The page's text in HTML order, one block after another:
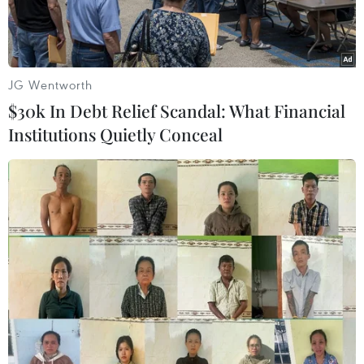
tại Việt Nam."
(Ảnh chỉ có tính minh họa: Đức Duy/Vietnam+)
Dự thảo Thông tư quy định về sản phẩm, hàng
hóa của Việt Nam và sản phẩm, hàng hóa sản
xuất tại Việt Nam sẽ giúp các tổ chức, cá nhân
có căn cứ để thực hiện đúng yêu cầu của Nghị
JG Wentworth
$30k In Debt Relief Scandal: What Financial
Institutions Quietly Conceal